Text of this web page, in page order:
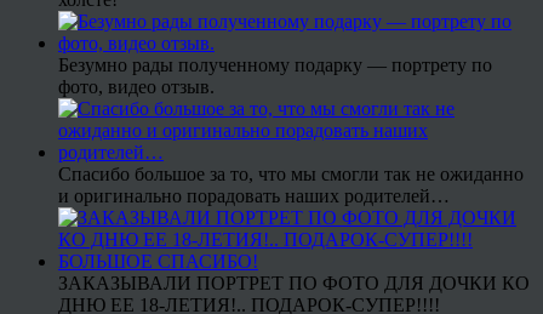
Безумно рады полученному подарку — портрету по
фото, видео отзыв.
Спасибо большое за то, что мы смогли так не ожиданно
и оригинально порадовать наших родителей…
ЗАКАЗЫВАЛИ ПОРТРЕТ ПО ФОТО ДЛЯ ДОЧКИ КО
ДНЮ ЕЕ 18-ЛЕТИЯ!.. ПОДАРОК-СУПЕР!!!!